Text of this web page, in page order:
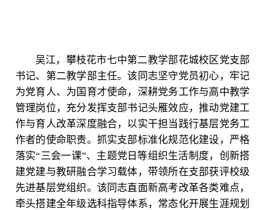
吴江，攀枝花市七中第二教学部花城校区党支部
书记、第二教学部主任。该同志坚守党员初心，牢记
为党育人、为国育才使命，深耕党务工作与高中教学
管理岗位，充分发挥支部书记头雁效应，推动党建工
作与育人改革深度融合，以实干担当践行基层党务工
作者的使命职责。抓实支部标准化规范化建设，严格
落实“三会一课”、主题党日等组织生活制度，创新搭
建党建与教研融合学习载体，带领所在支部获评校级
先进基层党组织。该同志直面新高考改革各类难点，
牵头搭建全年级选科指导体系，常态化开展生涯规划